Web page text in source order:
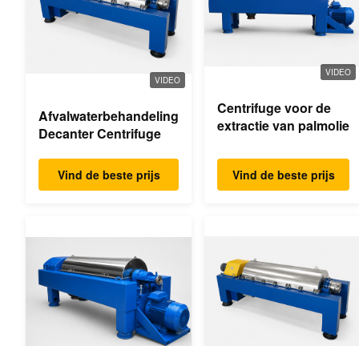
VIDEO
Afvalwaterbehandeling
Decanter Centrifuge
Vind de beste prijs
VIDEO
Centrifuge voor de
extractie van palmolie
Vind de beste prijs